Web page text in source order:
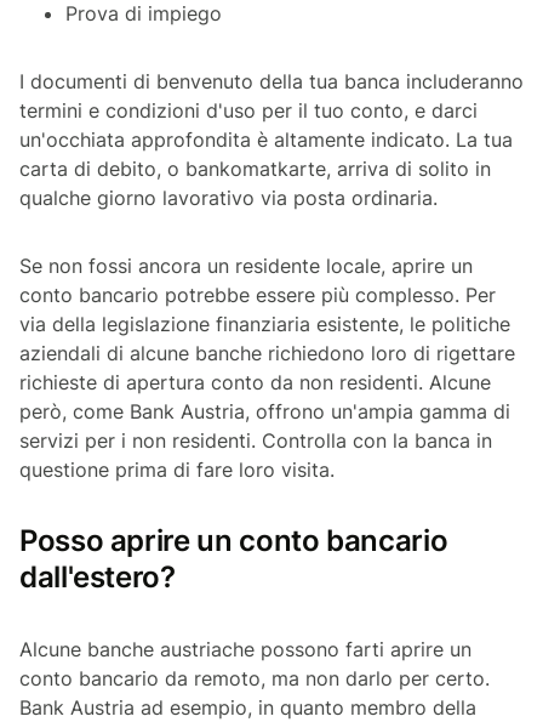
Prova di impiego
I documenti di benvenuto della tua banca includeranno
termini e condizioni d'uso per il tuo conto, e darci
un'occhiata approfondita è altamente indicato. La tua
carta di debito, o bankomatkarte, arriva di solito in
qualche giorno lavorativo via posta ordinaria.
Se non fossi ancora un residente locale, aprire un
conto bancario potrebbe essere più complesso. Per
via della legislazione finanziaria esistente, le politiche
aziendali di alcune banche richiedono loro di rigettare
richieste di apertura conto da non residenti. Alcune
però, come Bank Austria, offrono un'ampia gamma di
servizi per i non residenti. Controlla con la banca in
questione prima di fare loro visita.
Posso aprire un conto bancario
dall'estero?
Alcune banche austriache possono farti aprire un
conto bancario da remoto, ma non darlo per certo.
Bank Austria ad esempio, in quanto membro della